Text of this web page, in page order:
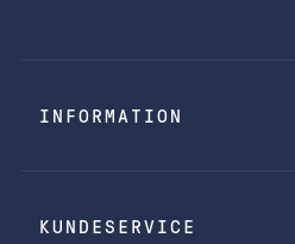
INFORMATION
KUNDESERVICE